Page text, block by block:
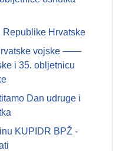
Republike Hrvatske
vojske ——
i 35. obljetnicu
Dan udruge i
KUPIDR BPŽ -